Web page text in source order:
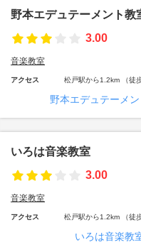
野本エデュテーメント教
3.00
音楽教室
アクセス 松戸駅から1.2km （徒
野本エデュテーメ
いろは音楽教室
3.00
音楽教室
アクセス 松戸駅から1.2km （徒
いろは音楽教